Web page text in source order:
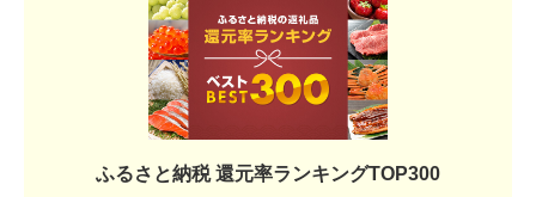
ふるさと納税 還元率ランキングTOP300